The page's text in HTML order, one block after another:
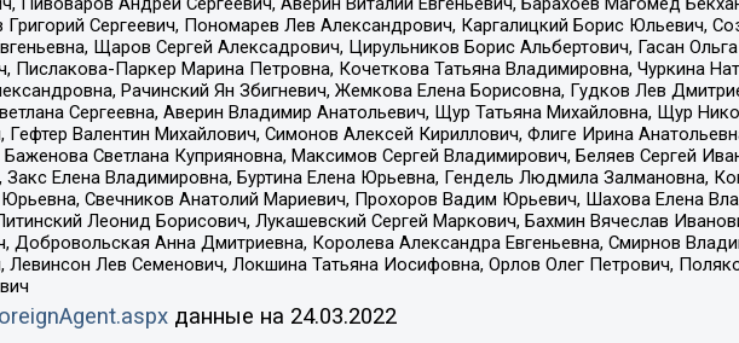
Сергеевич, Пономарев Лев Александрович, Каргалицкий Борис Юльевич,
Щаров Сергей Алексадрович, Цирульников Борис Альбертович, Гасан
Пислакова-Паркер Марина Петровна, Кочеткова Татьяна Владимировна, Чуркина
Рачинский Ян Збигневич, Жемкова Елена Борисовна, Гудков Лев
Сергеевна, Аверин Владимир Анатольевич, Щур Татьяна Михайловна, Щур
Валентин Михайлович, Симонов Алексей Кириллович, Флиге Ирина
Светлана Куприяновна, Максимов Сергей Владимирович, Беляев Сергей
Закс Елена Владимировна, Буртина Елена Юрьевна, Гендель Людмила Залмановна,
Свечников Анатолий Мариевич, Прохоров Вадим Юрьевич, Шахова Елена
Леонид Борисович, Лукашевский Сергей Маркович, Бахмин Вячеслав
Добровольская Анна Дмитриевна, Королева Александра Евгеньевна, Смирнов
Левинсон Лев Семенович, Локшина Татьяна Иосифовна, Орлов Олег Петрович,
данные на 24.03.2022